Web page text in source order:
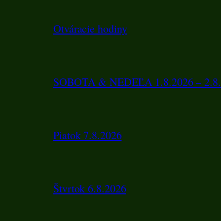
Otváracie hodiny
SOBOTA & NEDEĽA 1.8.2026 –
Piatok 7.8.2026
Štvrtok 6.8.2026